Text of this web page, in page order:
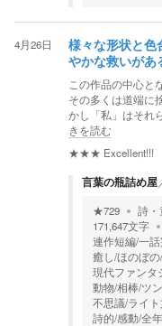
4月26日
様々な形状と色
やかな救いがあ
この作品の中心と
その多くは道端に
かし「私」はそれ
きを読む
★★★ Excellent!!!
言葉の瓶詰め屋
★729 詩・
171,647文字
連作短編/一
癒し/ほのぼ
現代ファンタ
動物/相棒/ツ
不思議/ライ
詩的/感動/全